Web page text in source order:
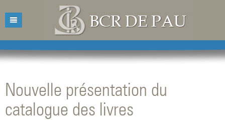
Accueil
Présentation
Horaires d'ouvertures
Catalogue
Catalogue des livres
Acquisitions
Nouvelle présentation du
catalogue des livres